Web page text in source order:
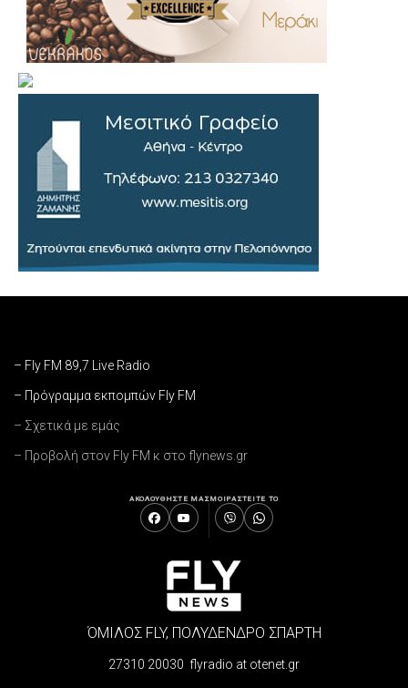
– Fly FM 89,7 Live Radio
– Πρόγραμμα εκπομπών Fly FM
– Σχετικά με εμάς
– Προβολή στον Fly FM κ στο flynews.gr
ΑΚΟΛΟΥΘΗΣΤΕ ΜΑΣΜΟΙΡΑΣΤΕΙΤΕ ΤΟ
ΌΜΙΛΟΣ FLY, ΠΟΛΥΔΕΝΔΡΟ ΣΠΑΡΤΗ
27310 20030 flyradio at otenet.gr